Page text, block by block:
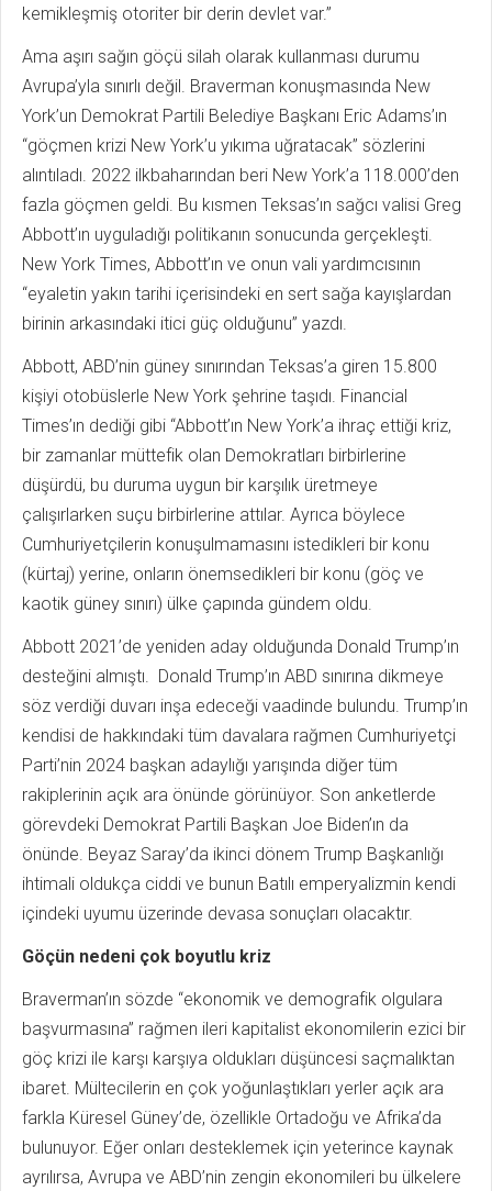
kemikleşmiş otoriter bir derin devlet var.”
Ama aşırı sağın göçü silah olarak kullanması durumu
Avrupa’yla sınırlı değil. Braverman konuşmasında New
York’un Demokrat Partili Belediye Başkanı Eric Adams’ın
“göçmen krizi New York’u yıkıma uğratacak” sözlerini
alıntıladı. 2022 ilkbaharından beri New York’a 118.000’den
fazla göçmen geldi. Bu kısmen Teksas’ın sağcı valisi Greg
Abbott’ın uyguladığı politikanın sonucunda gerçekleşti.
New York Times, Abbott’ın ve onun vali yardımcısının
“eyaletin yakın tarihi içerisindeki en sert sağa kayışlardan
birinin arkasındaki itici güç olduğunu” yazdı.
Abbott, ABD’nin güney sınırından Teksas’a giren 15.800
kişiyi otobüslerle New York şehrine taşıdı. Financial
Times’ın dediği gibi “Abbott’ın New York’a ihraç ettiği kriz,
bir zamanlar müttefik olan Demokratları birbirlerine
düşürdü, bu duruma uygun bir karşılık üretmeye
çalışırlarken suçu birbirlerine attılar. Ayrıca böylece
Cumhuriyetçilerin konuşulmamasını istedikleri bir konu
(kürtaj) yerine, onların önemsedikleri bir konu (göç ve
kaotik güney sınırı) ülke çapında gündem oldu.
Abbott 2021’de yeniden aday olduğunda Donald Trump’ın
desteğini almıştı. Donald Trump’ın ABD sınırına dikmeye
söz verdiği duvarı inşa edeceği vaadinde bulundu. Trump’ın
kendisi de hakkındaki tüm davalara rağmen Cumhuriyetçi
Parti’nin 2024 başkan adaylığı yarışında diğer tüm
rakiplerinin açık ara önünde görünüyor. Son anketlerde
görevdeki Demokrat Partili Başkan Joe Biden’ın da
önünde. Beyaz Saray’da ikinci dönem Trump Başkanlığı
ihtimali oldukça ciddi ve bunun Batılı emperyalizmin kendi
içindeki uyumu üzerinde devasa sonuçları olacaktır.
Göçün nedeni çok boyutlu kriz
Braverman’ın sözde “ekonomik ve demografik olgulara
başvurmasına” rağmen ileri kapitalist ekonomilerin ezici bir
göç krizi ile karşı karşıya oldukları düşüncesi saçmalıktan
ibaret. Mültecilerin en çok yoğunlaştıkları yerler açık ara
farkla Küresel Güney’de, özellikle Ortadoğu ve Afrika’da
bulunuyor. Eğer onları desteklemek için yeterince kaynak
ayrılırsa, Avrupa ve ABD’nin zengin ekonomileri bu ülkelere